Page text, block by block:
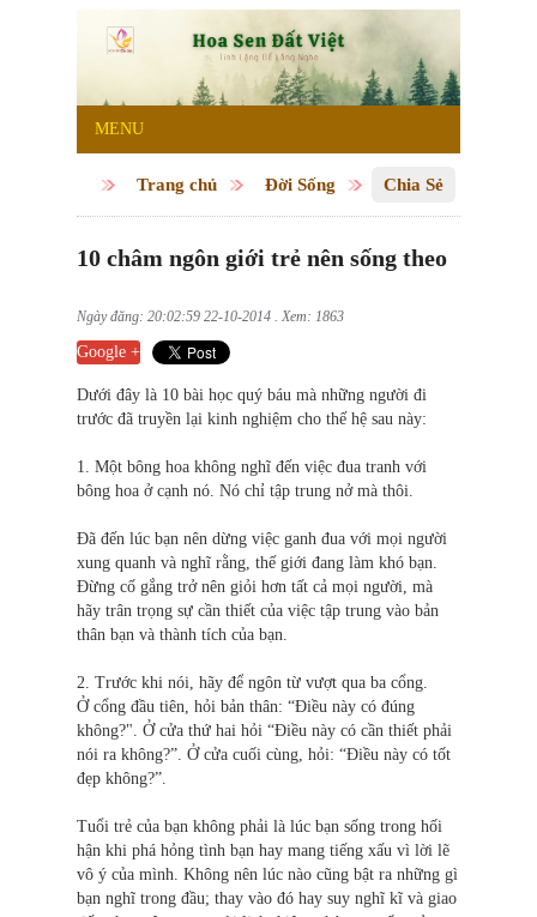
MENU
Trang chủ Đời Sống Chia Sẻ
10 châm ngôn giới trẻ nên sống theo
Ngày đăng: 20:02:59 22-10-2014 . Xem: 1863
Google +
Dưới đây là 10 bài học quý báu mà những người đi
trước đã truyền lại kinh nghiệm cho thế hệ sau này:
1. Một bông hoa không nghĩ đến việc đua tranh với
bông hoa ở cạnh nó. Nó chỉ tập trung nở mà thôi.
Đã đến lúc bạn nên dừng việc ganh đua với mọi người
xung quanh và nghĩ rằng, thế giới đang làm khó bạn.
Đừng cố gắng trở nên giỏi hơn tất cả mọi người, mà
hãy trân trọng sự cần thiết của việc tập trung vào bản
thân bạn và thành tích của bạn.
2. Trước khi nói, hãy để ngôn từ vượt qua ba cổng.
Ở cổng đầu tiên, hỏi bản thân: “Điều này có đúng
không?". Ở cửa thứ hai hỏi “Điều này có cần thiết phải
nói ra không?”. Ở cửa cuối cùng, hỏi: “Điều này có tốt
đẹp không?”.
Tuổi trẻ của bạn không phải là lúc bạn sống trong hối
hận khi phá hỏng tình bạn hay mang tiếng xấu vì lời lẽ
vô ý của mình. Không nên lúc nào cũng bật ra những gì
bạn nghĩ trong đầu; thay vào đó hay suy nghĩ kĩ và giao